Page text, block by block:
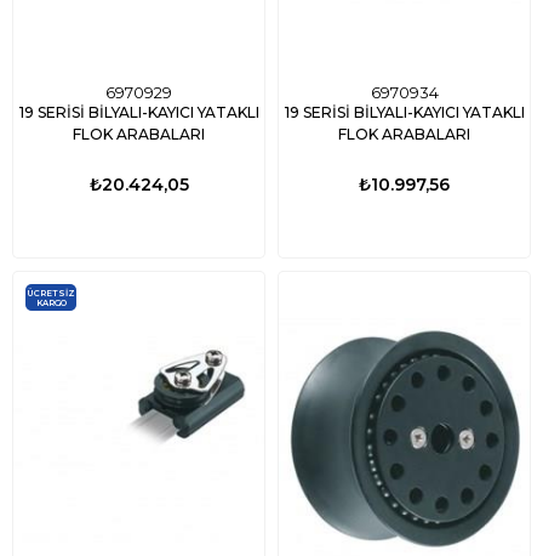
6970929
19 SERİSİ BİLYALI-KAYICI YATAKLI
FLOK ARABALARI
₺20.424,05
6970934
19 SERİSİ BİLYALI-KAYICI YATAKLI
FLOK ARABALARI
₺10.997,56
ÜCRETSIZ
KARGO